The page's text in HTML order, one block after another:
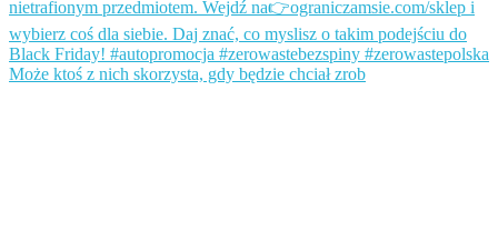
Może ktoś z nich skorzysta, gdy będzie chciał zrob